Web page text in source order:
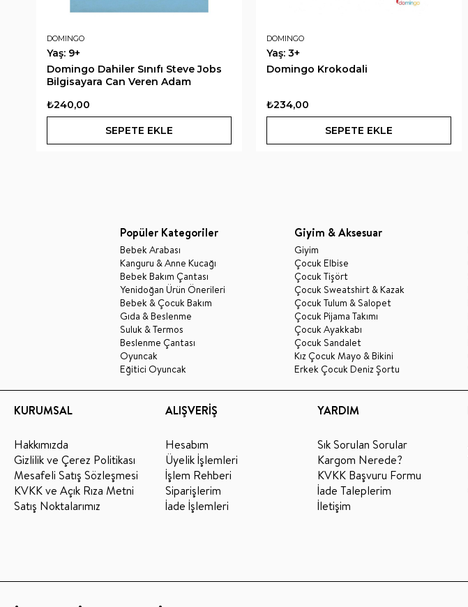
DOMINGO
Yaş: 9+
Domingo Dahiler Sınıfı Steve Jobs
Bilgisayara Can Veren Adam
₺240,00
SEPETE EKLE
DOMINGO
Yaş: 3+
Domingo Krokodali
₺234,00
SEPETE EKLE
Popüler Kategoriler
Bebek Arabası
Kanguru & Anne Kucağı
Bebek Bakım Çantası
Yenidoğan Ürün Önerileri
Bebek & Çocuk Bakım
Gıda & Beslenme
Suluk & Termos
Beslenme Çantası
Oyuncak
Eğitici Oyuncak
Giyim & Aksesuar
Giyim
Çocuk Elbise
Çocuk Tişört
Çocuk Sweatshirt & Kazak
Çocuk Tulum & Salopet
Çocuk Pijama Takımı
Çocuk Ayakkabı
Çocuk Sandalet
Kız Çocuk Mayo & Bikini
Erkek Çocuk Deniz Şortu
KURUMSAL
Hakkımızda
Gizlilik ve Çerez Politikası
Mesafeli Satış Sözleşmesi
KVKK ve Açık Rıza Metni
Satış Noktalarımız
ALIŞVERİŞ
Hesabım
Üyelik İşlemleri
İşlem Rehberi
Siparişlerim
İade İşlemleri
YARDIM
Sık Sorulan Sorular
Kargom Nerede?
KVKK Başvuru Formu
İade Taleplerim
İletişim